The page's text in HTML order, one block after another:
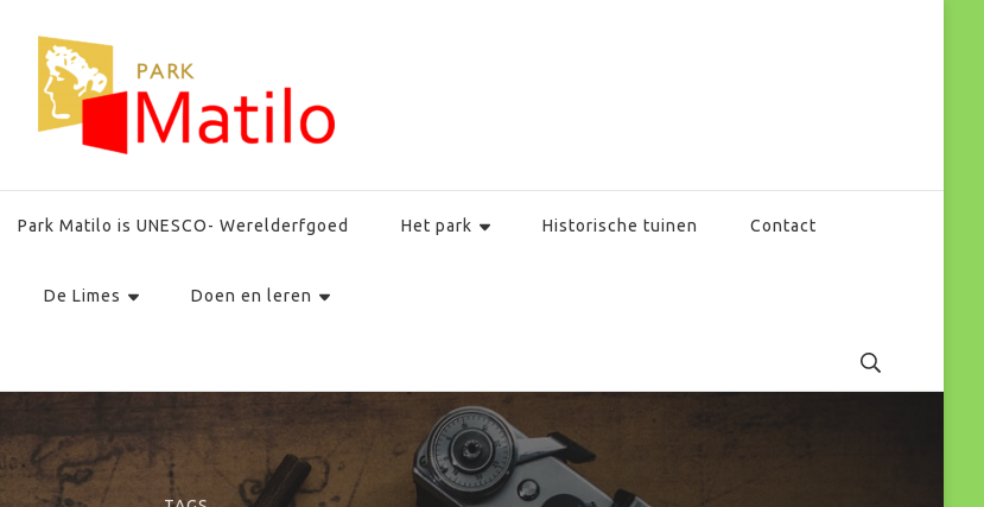
Park Matilo is UNESCO- Werelderfgoed Het park Historische tuinen Contact
De Limes Doen en leren